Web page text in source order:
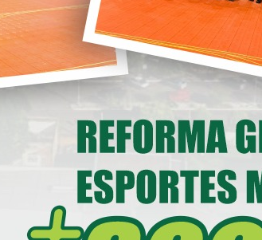
22/05/2026 19:00
Gabinete do Prefeito – GPRE
Deputado Federal Toninho
Wandscheer cumpre agenda
institucional em Loanda
Secretaria de Esportes e Lazer - SEEL
reforma do Ginásio de Esportes
Maria Ligiane